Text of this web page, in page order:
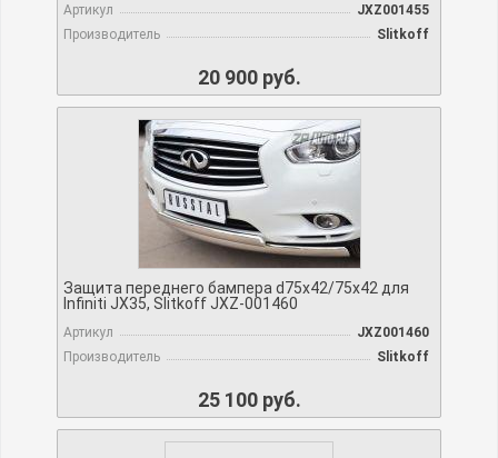
Артикул
JXZ001455
Производитель
Slitkoff
20 900 руб.
Защита переднего бампера d75х42/75х42 для
Infiniti JX35, Slitkoff JXZ-001460
Артикул
JXZ001460
Производитель
Slitkoff
25 100 руб.